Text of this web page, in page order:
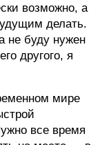
возможно, а
делать.
не буду нужен
другого, я
мире
все время